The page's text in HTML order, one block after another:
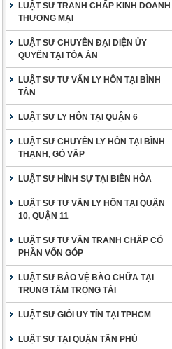
LUẬT SƯ TRANH CHẤP KINH DOANH
THƯƠNG MẠI
LUẬT SƯ CHUYÊN ĐẠI DIỆN ỦY
QUYỀN TẠI TÒA ÁN
LUẬT SƯ TƯ VẤN LY HÔN TẠI BÌNH
TÂN
LUẬT SƯ LY HÔN TẠI QUẬN 6
LUẬT SƯ CHUYÊN LY HÔN TẠI BÌNH
THẠNH, GÒ VẤP
LUẬT SƯ HÌNH SỰ TẠI BIÊN HÒA
LUẬT SƯ TƯ VẤN LY HÔN TẠI QUẬN
10, QUẬN 11
LUẬT SƯ TƯ VẤN TRANH CHẤP CỐ
PHẦN VỐN GÓP
LUẬT SƯ BẢO VỆ BÀO CHỮA TẠI
TRUNG TÂM TRỌNG TÀI
LUẬT SƯ GIỎI UY TÍN TẠI TPHCM
LUẬT SƯ TẠI QUẬN TÂN PHÚ